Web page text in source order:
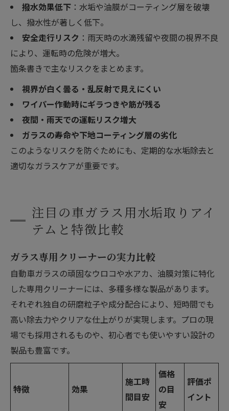
撥水効果低下：水垢や油膜がコーティング層を破壊
し、撥水性が著しく低下。
安全走行リスク ：雨天時の水滴残留や夜間の視界不良
により、運転時の危険が増大。
箇条書きで主なリスクをまとめます。
視界が白く曇る・乱反射で見えにくい
ワイパー作動時にギラつきや筋が残る
夜間・雨天での運転リスク増大
ガラスの寿命や下地コーティング層の劣化
このようなリスクを防ぐためにも、定期的な水垢除去と
適切なガラスケアが重要です。
注目の車ガラス用水垢取りアイ
テムと特徴比較
ガラス専用クリーナーの実力比較
自動車ガラスの頑固なウロコや水アカ、油膜対策に特化
した専用クリーナーには、多種多様な製品があります。
それぞれ独自の研磨粒子や成分配合により、短時間でも
高い除去力やクリアな仕上がりが実現します。プロの現
場でも採用されるものや、初心者でも使いやすい設計の
製品も豊富です。
特徴 効果
施工時
間目安
価格
の目
安
評価ポ
イント